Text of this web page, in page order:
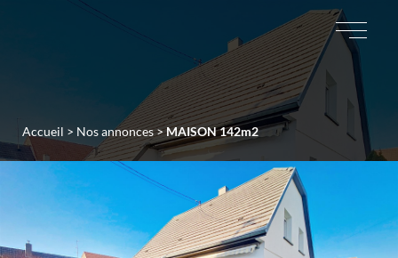
Accueil > Nos annonces>MAISON 142m2